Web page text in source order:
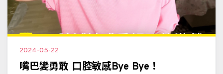
2024-05-22
嘴巴變勇敢 口腔敏感Bye Bye！